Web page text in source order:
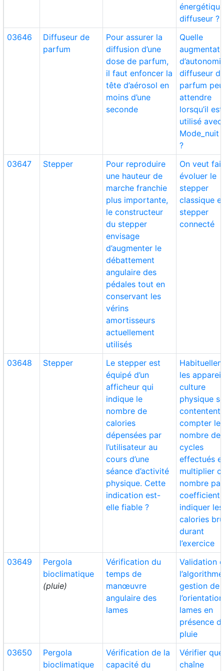
diffuseur ?
03646
Diffuseur de
parfum
Pour assurer la
diffusion d’une
dose de parfum,
il faut enfoncer la
tête d’aérosol en
moins d’une
seconde
Quelle
diffuseur
parfum
attendre
lorsqu’il est
utilisé avec
Mode_nuit
?
03647
Stepper
Pour reproduire
une hauteur de
marche franchie
plus importante,
le constructeur
du stepper
envisage
d’augmenter le
débattement
angulaire des
pédales tout en
conservant les
vérins
amortisseurs
actuellement
utilisés
On veut
évoluer le
stepper
classique
stepper
connecté
03648 Stepper
Le stepper est
équipé d’un
afficheur qui
indique le
nombre de
calories
dépensées par
l’utilisateur au
cours d’une
séance d’activité
physique. Cette
indication est-
elle fiable ?
les
culture
physique
contentent
compter le
nombre de
cycles
effectués
multiplier
nombre
coefficient
indiquer les
calories
durant
l’exercice
03649
Pergola
bioclimatique
(pluie)
Vérification du
temps de
manœuvre
angulaire des
lames
Validation
gestion de
lames en
présence
pluie
03650
Pergola
bioclimatique
Vérification de la
capacité du
Vérifier
chaîne